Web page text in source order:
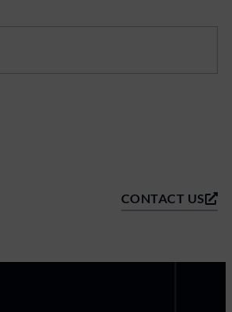
CONTACT US